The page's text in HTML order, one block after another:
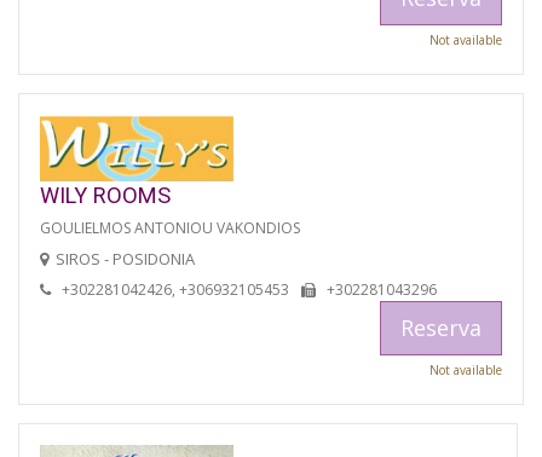
Not available
WILY ROOMS
GOULIELMOS ANTONIOU VAKONDIOS
SIROS - POSIDONIA
+302281042426, +306932105453 +302281043296
Reserva
Not available